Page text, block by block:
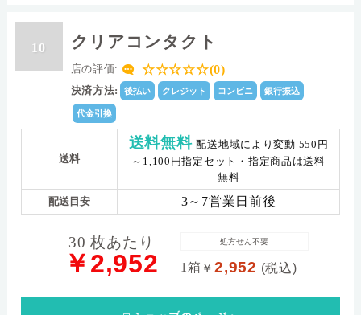
10 クリアコンタクト
店の評価: ☆☆☆☆☆(0)
決済方法: 後払い クレジット コンビニ 銀行振込
代金引換
送料
送料無料 配送地域により変動 550円
～1,100円指定セット・指定商品は送料
無料
配送目安 3～7営業日前後
30 枚あたり
￥2,952 1箱 ￥2,952 (税込)
処方せん不要